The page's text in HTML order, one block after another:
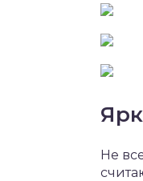
Не